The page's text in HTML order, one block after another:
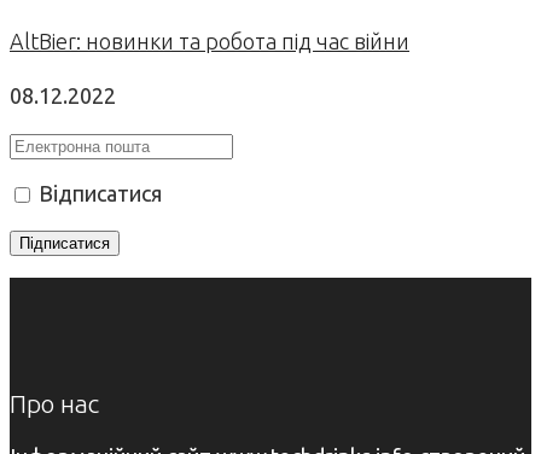
AltBier: новинки та робота під час війни
08.12.2022
Відписатися
Про нас